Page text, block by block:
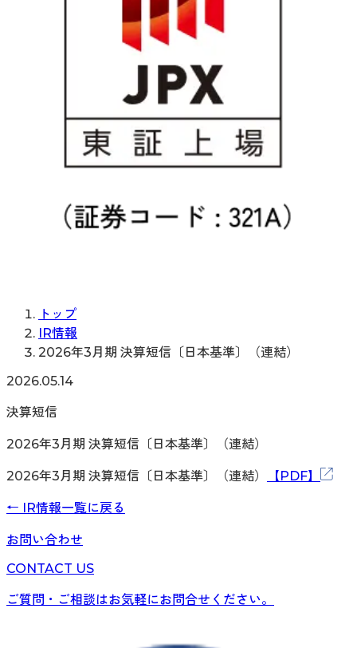
トップ
IR情報
2026年3月期 決算短信〔日本基準〕（連結）
2026.05.14
決算短信
2026年3月期 決算短信〔日本基準〕（連結）
2026年3月期 決算短信〔日本基準〕（連結） 【PDF】
← IR情報一覧に戻る
お問い合わせ
CONTACT US
ご質問・ご相談はお気軽にお問合せください。